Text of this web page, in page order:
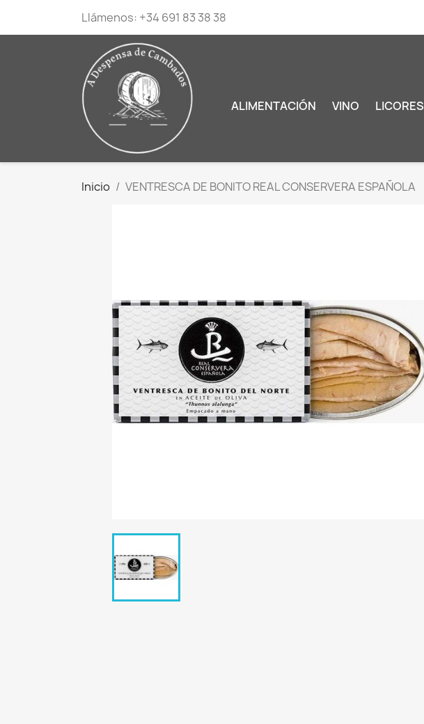
Llámenos: +34 691 83 38 38
ALIMENTACIÓN VINO LICORES
Inicio VENTRESCA DE BONITO REAL CONSERVERA ESPAÑOLA